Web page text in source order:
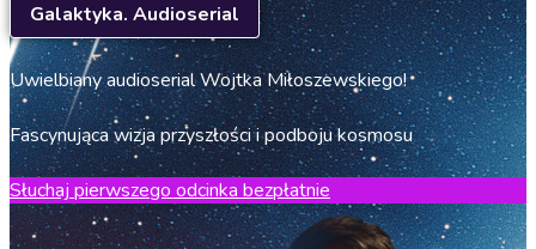
Galaktyka. Audioserial
Uwielbiany audioserial Wojtka Miłoszewskiego!
Fascynująca wizja przyszłości i podboju kosmosu
Słuchaj pierwszego odcinka bezpłatnie